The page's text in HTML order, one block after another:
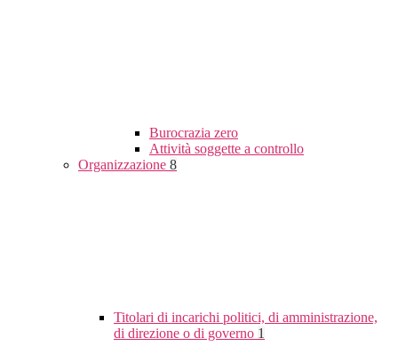
Burocrazia zero
Attività soggette a controllo
Organizzazione 8
Titolari di incarichi politici, di amministrazione,
di direzione o di governo 1